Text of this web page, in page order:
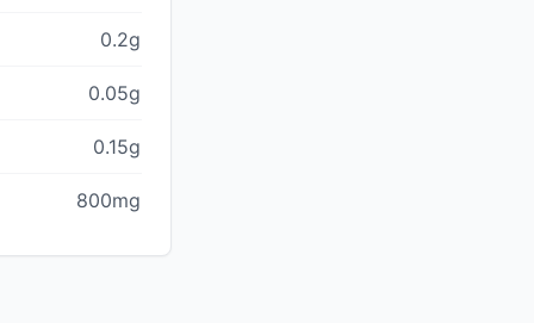
0.2g
0.05g
0.15g
800mg